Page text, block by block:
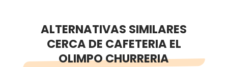
ALTERNATIVAS SIMILARES
CERCA DE CAFETERIA EL
OLIMPO CHURRERIA